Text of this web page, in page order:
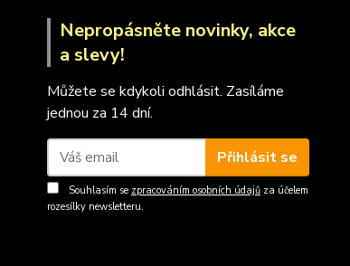
Nepropásněte novinky, akce
a slevy!
Můžete se kdykoli odhlásit. Zasíláme
jednou za 14 dní.
Přihlásit se
Souhlasím se zpracováním osobních údajů za účelem
rozesílky newsletteru.